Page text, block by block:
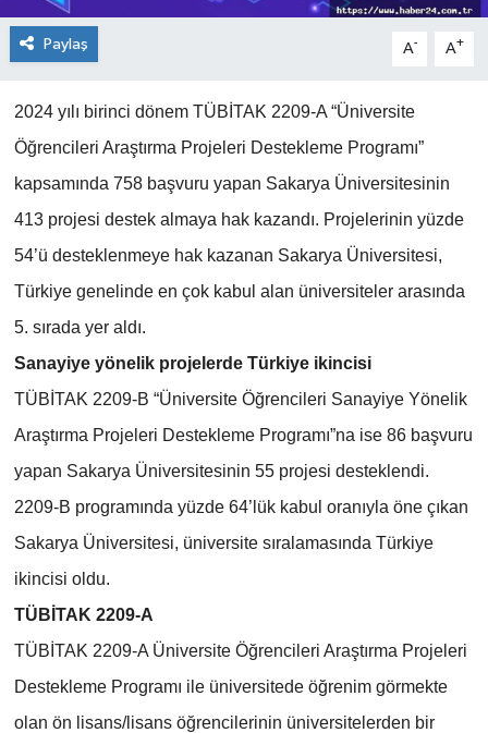
Paylaş A- A+
2024 yılı birinci dönem TÜBİTAK 2209-A “Üniversite
Öğrencileri Araştırma Projeleri Destekleme Programı”
kapsamında 758 başvuru yapan Sakarya Üniversitesinin
413 projesi destek almaya hak kazandı. Projelerinin yüzde
54’ü desteklenmeye hak kazanan Sakarya Üniversitesi,
Türkiye genelinde en çok kabul alan üniversiteler arasında
5. sırada yer aldı.
Sanayiye yönelik projelerde Türkiye ikincisi
TÜBİTAK 2209-B “Üniversite Öğrencileri Sanayiye Yönelik
Araştırma Projeleri Destekleme Programı”na ise 86 başvuru
yapan Sakarya Üniversitesinin 55 projesi desteklendi.
2209-B programında yüzde 64’lük kabul oranıyla öne çıkan
Sakarya Üniversitesi, üniversite sıralamasında Türkiye
ikincisi oldu.
TÜBİTAK 2209-A
TÜBİTAK 2209-A Üniversite Öğrencileri Araştırma Projeleri
Destekleme Programı ile üniversitede öğrenim görmekte
olan ön lisans/lisans öğrencilerinin üniversitelerden bir